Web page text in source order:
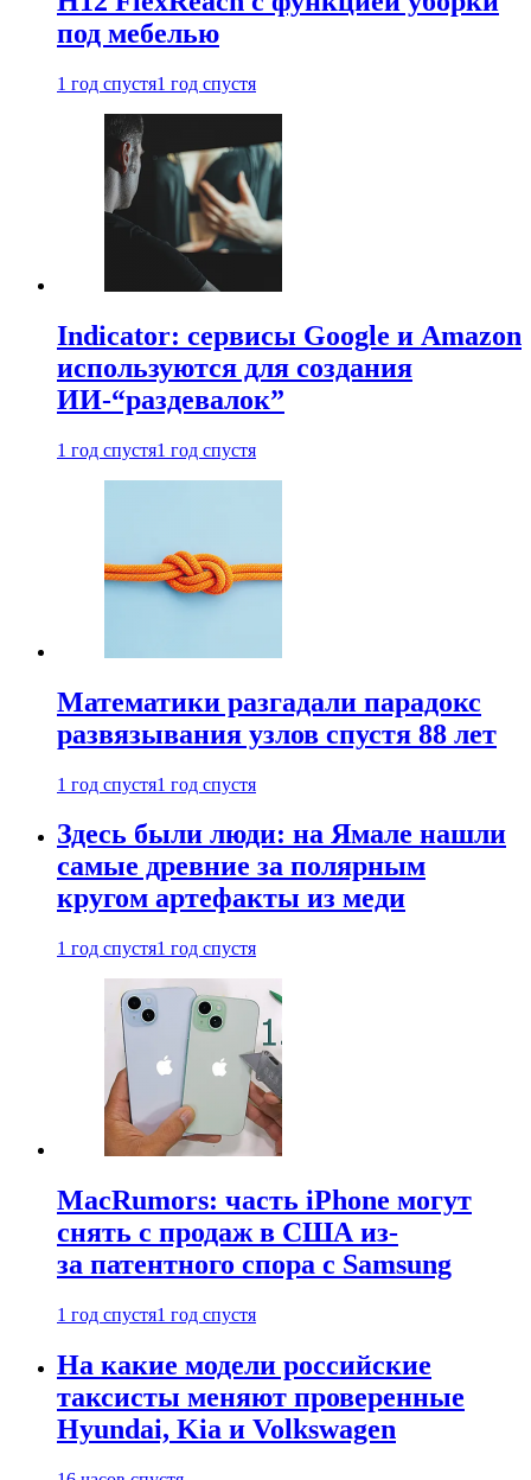
под мебелью
1 год спустя1 год спустя
Indicator: сервисы Google и Amazon
используются для создания
ИИ-“раздевалок”
1 год спустя1 год спустя
Математики разгадали парадокс
развязывания узлов спустя 88 лет
1 год спустя1 год спустя
Здесь были люди: на Ямале нашли
самые древние за полярным
кругом артефакты из меди
1 год спустя1 год спустя
MacRumors: часть iPhone могут
снять с продаж в США из-
за патентного спора с Samsung
1 год спустя1 год спустя
На какие модели российские
таксисты меняют проверенные
Hyundai, Kia и Volkswagen